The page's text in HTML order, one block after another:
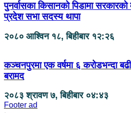
पुनर्वासका किसानको पिडामा
प्रदेश सभा सदस्य थापा
२०८० आश्विन १८, बिहीबार १२:२६
कञ्चनपुरमा एक वर्षमा ६ करोडभन्दा
बरामद
२०८३ श्रावण ७, बिहीबार ०४:४३
Footer ad